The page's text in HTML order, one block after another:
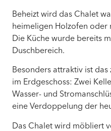
Beheizt wird das Chalet
heimeligen Holzofen oder
Die Küche wurde bereits
Duschbereich.
Besonders attraktiv ist das
im Erdgeschoss: Zwei
Wasser- und
eine Verdoppelung der
Das Chalet wird möbliert